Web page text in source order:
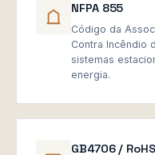
NFPA 855
Código da
Contra Incêndio
sistemas
energia.
GB4706 /